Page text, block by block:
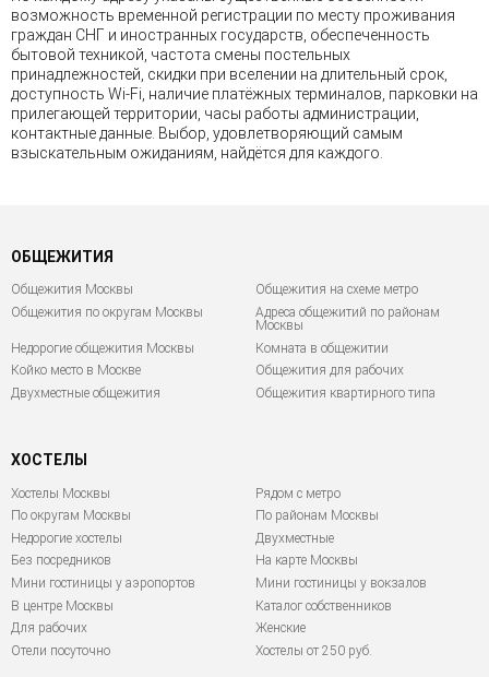
возможность временной регистрации по месту проживания
граждан СНГ и иностранных государств, обеспеченность
бытовой техникой, частота смены постельных
принадлежностей, скидки при вселении на длительный срок,
доступность Wi-Fi, наличие платёжных терминалов, парковки на
прилегающей территории, часы работы администрации,
контактные данные. Выбор, удовлетворяющий самым
взыскательным ожиданиям, найдётся для каждого.
ОБЩЕЖИТИЯ
Общежития Москвы
Общежития на схеме метро
Общежития по округам Москвы
Адреса общежитий по районам
Москвы
Недорогие общежития Москвы
Комната в общежитии
Койко место в Москве
Общежития для рабочих
Двухместные общежития
Общежития квартирного типа
ХОСТЕЛЫ
Хостелы Москвы
По округам Москвы
Недорогие хостелы
Без посредников
Мини гостиницы у аэропортов
В центре Москвы
Для рабочих
Отели посуточно
Рядом с метро
По районам Москвы
Двухместные
На карте Москвы
Мини гостиницы у вокзалов
Каталог собственников
Женские
Хостелы от 250 руб.